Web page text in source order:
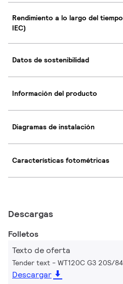
Rendimiento a lo largo del
IEC)
Datos de sostenibilidad
Información del producto
Diagramas de instalación
Características fotométricas
Descargas
Folletos
Texto de oferta
Tender text - WT120C G3 20S/
Descargar